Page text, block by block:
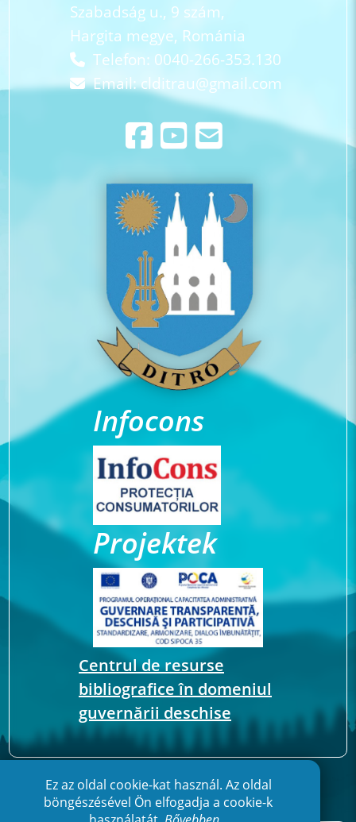
Szabadság u., 9 szám,
Hargita megye, Románia
Telefon: 0040-266-353.130
Email:clditrau@gmail.com
Infocons
Projektek
Centrul de resurse
bibliografice în domeniul
guvernării deschise
Ez az oldal cookie-kat használ. Az oldal
böngészésével Ön elfogadja a cookie-k